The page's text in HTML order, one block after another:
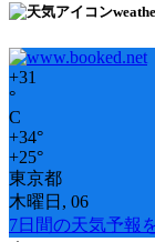
+31
°
C
+34°
+25°
東京都
木曜日, 06
7日間の天気予報